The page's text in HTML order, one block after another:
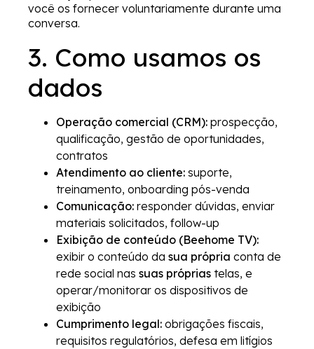
você os fornecer voluntariamente durante uma
conversa.
3. Como usamos os
dados
Operação comercial (CRM): prospecção,
qualificação, gestão de oportunidades,
contratos
Atendimento ao cliente: suporte,
treinamento, onboarding pós-venda
Comunicação: responder dúvidas, enviar
materiais solicitados, follow-up
Exibição de conteúdo (Beehome TV):
exibir o conteúdo da sua própria conta de
rede social nas suas próprias telas, e
operar/monitorar os dispositivos de
exibição
Cumprimento legal: obrigações fiscais,
requisitos regulatórios, defesa em litígios